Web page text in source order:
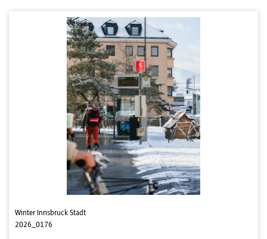
Winter Innsbruck Stadt
2026_0176